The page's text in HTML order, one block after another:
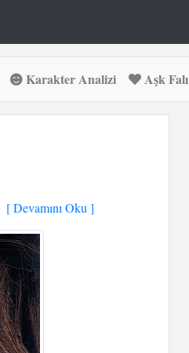
Karakter Analizi Aşk Falı
[ Devamını Oku ]